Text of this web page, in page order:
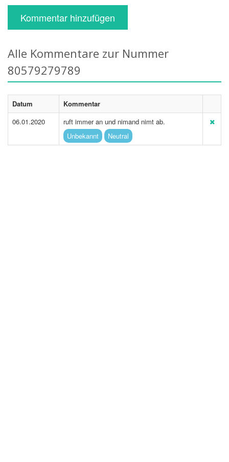
Kommentar hinzufügen
Alle Kommentare zur Nummer
80579279789
Datum
Kommentar
06.01.2020
ruft immer an und nimand nimt ab.
Unbekannt
Neutral